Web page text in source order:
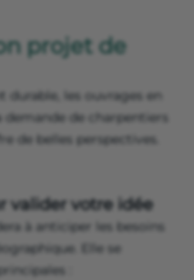
projet de
durable, les ouvrages en
de charpentiers
de belles perspectives.
valider votre idée
à anticiper les besoins
Elle se
: